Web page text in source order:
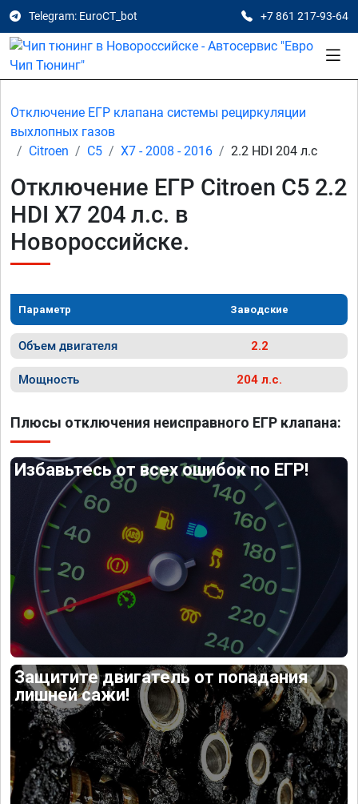
Telegram: EuroCT_bot +7 861 217-93-64
Отключение ЕГР клапана системы рециркуляции
выхлопных газов
Citroen
C5 X7 - 2008 - 2016 2.2 HDI 204 л.с
Отключение ЕГР Citroen C5 2.2
HDI X7 204 л.с. в
Новороссийске.
Параметр Заводские
Объем двигателя 2.2
Мощность 204 л.с.
Плюсы отключения неисправного ЕГР клапана:
Избавьтесь от всех ошибок по ЕГР!
Защитите двигатель от попадания
лишней сажи!